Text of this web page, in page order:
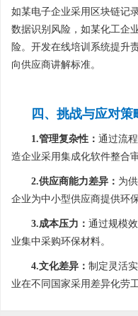
如某电子企业采用区块链记
数据识别风险，如某化工企
险。开发在线培训系统提升
向供应商讲解标准。
四、挑战与应对策
1.管理复杂性： 通过流
造企业采用集成化软件整合
2.供应商能力差异： 为
企业为中小型供应商提供环
3.成本压力： 通过规模
业集中采购环保材料。
4.文化差异： 制定灵活
业在不同国家采用差异化劳